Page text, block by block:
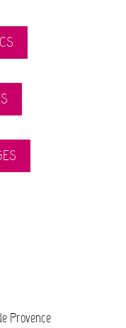
Provence